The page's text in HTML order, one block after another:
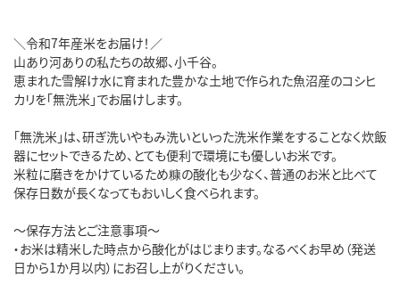
＼令和7年産米をお届け！／
山あり河ありの私たちの故郷、小千谷。
恵まれた雪解け水に育まれた豊かな土地で作られた魚沼産のコシヒ
カリを「無洗米」でお届けします。
「無洗米」は、研ぎ洗いやもみ洗いといった洗米作業をすることなく炊飯
器にセットできるため、とても便利で環境にも優しいお米です。
米粒に磨きをかけているため糠の酸化も少なく、普通のお米と比べて
保存日数が長くなってもおいしく食べられます。
～保存方法とご注意事項～
・お米は精米した時点から酸化がはじまります。なるべくお早め（発送
日から1か月以内）にお召し上がりください。